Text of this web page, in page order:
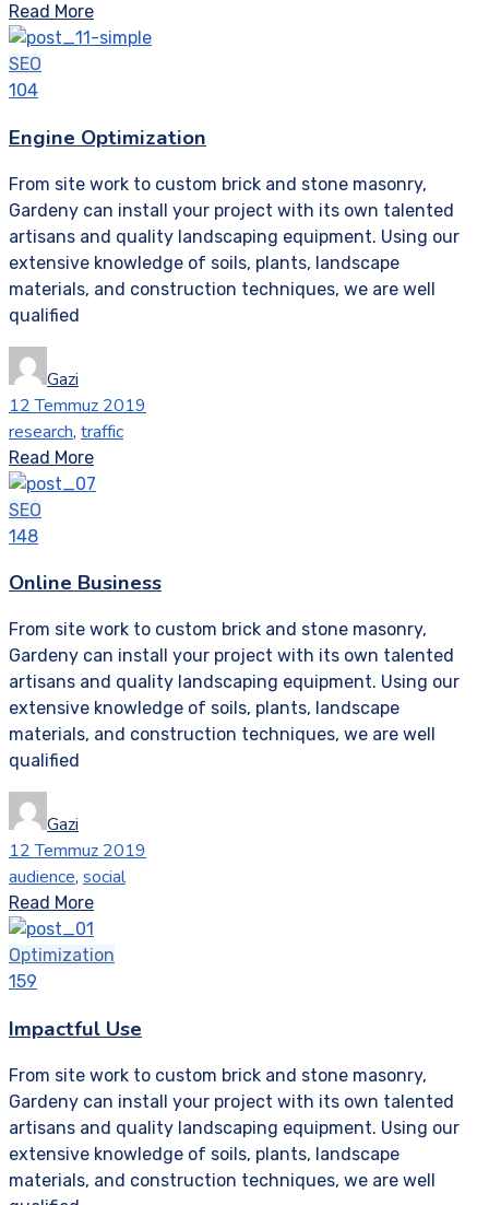
Read More
SEO
104
Engine Optimization
From site work to custom brick and stone masonry,
Gardeny can install your project with its own talented
artisans and quality landscaping equipment. Using our
extensive knowledge of soils, plants, landscape
materials, and construction techniques, we are well
qualified
Gazi
12 Temmuz 2019
research, traffic
Read More
SEO
148
Online Business
From site work to custom brick and stone masonry,
Gardeny can install your project with its own talented
artisans and quality landscaping equipment. Using our
extensive knowledge of soils, plants, landscape
materials, and construction techniques, we are well
qualified
Gazi
12 Temmuz 2019
audience, social
Read More
Optimization
159
Impactful Use
From site work to custom brick and stone masonry,
Gardeny can install your project with its own talented
artisans and quality landscaping equipment. Using our
extensive knowledge of soils, plants, landscape
materials, and construction techniques, we are well